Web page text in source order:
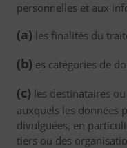
personnelles et aux
(a) les finalités du
(b) es catégories de
(c) les destinataires
auxquels les données
divulguées, en
tiers ou des